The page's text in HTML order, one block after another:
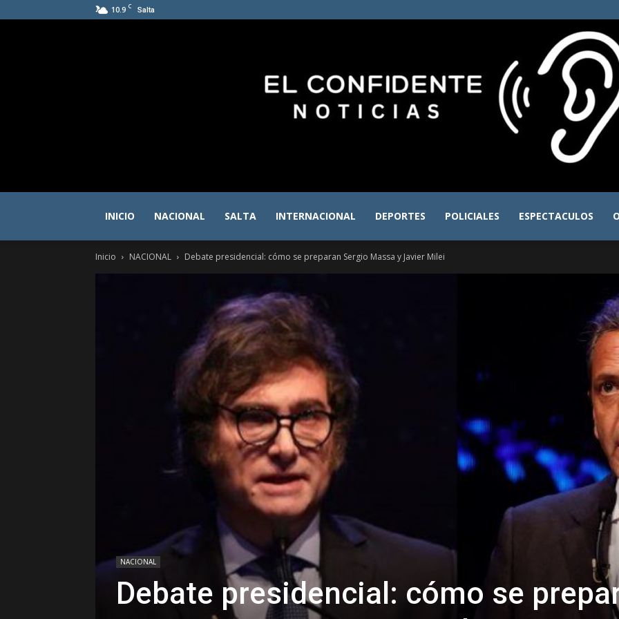
10.9 C Salta
INICIO NACIONAL SALTA INTERNACIONAL DEPORTES POLICIALES ESPECTACULOS
Inicio NACIONAL Debate presidencial: cómo se preparan Sergio Massa y Javier Milei
NACIONAL
Debate presidencial: cómo se